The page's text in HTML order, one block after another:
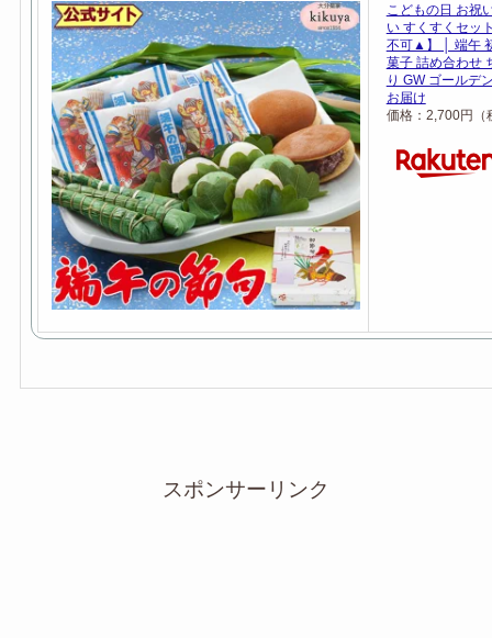
こどもの日 お祝
い すくすくセッ
不可▲】 │ 端午
菓子 詰め合わせ
り GW ゴールデ
お届け
価格：2,700円（
スポンサーリンク